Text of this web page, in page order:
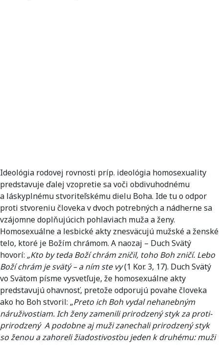
Ideológia rodovej rovnosti príp. ideológia homosexuality
predstavuje ďalej vzopretie sa voči obdivuhodnému
a láskyplnému stvoriteľskému dielu Boha. Ide tu o odpor
proti stvoreniu človeka v dvoch potrebných a nádherne sa
vzájomne doplňujúcich pohlaviach muža a ženy.
Homosexuálne a lesbické akty znesväcujú mužské a ženské
telo, ktoré je Božím chrámom. A naozaj – Duch Svätý
hovorí: „Kto by teda Boží chrám zničil, toho Boh zničí. Lebo
Boží chrám je svätý – a ním ste vy(1 Kor. 3, 17). Duch Svätý
vo Svätom písme vysvetľuje, že homosexuálne akty
predstavujú ohavnosť, pretože odporujú povahe človeka
ako ho Boh stvoril: „Preto ich Boh vydal nehanebným
náruživostiam. Ich ženy zamenili prirodzený styk za proti-
prirodzený A podobne aj muži zanechali prirodzený styk
so ženou a zahoreli žiadostivosťou jeden k druhému: muži